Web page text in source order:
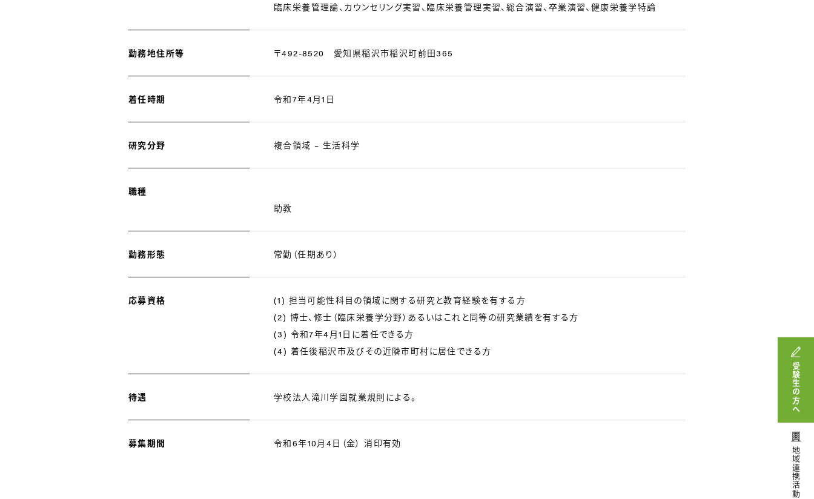
受験生の方へ
地域連携活動
臨床栄養管理論、カウンセリング実習、臨床栄養管理実習、総合演習、卒業演習、健康栄養学特論
勤務地住所等 〒492-8520 愛知県稲沢市稲沢町前田365
着任時期 令和7年4月1日
研究分野 複合領域 – 生活科学
職種
助教
勤務形態 常勤（任期あり）
応募資格
(1) 担当可能性科目の領域に関する研究と教育経験を有する方
(2) 博士、修士（臨床栄養学分野）あるいはこれと同等の研究業績を有する方
(3) 令和7年4月1日に着任できる方
(4) 着任後稲沢市及びその近隣市町村に居住できる方
待遇 学校法人滝川学園就業規則による。
募集期間 令和6年10月4日（金） 消印有効